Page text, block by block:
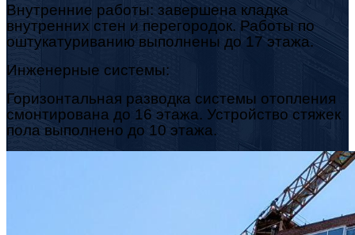
Внутренние работы: завершена кладка
внутренних стен и перегородок. Работы по
оштукатуриванию выполнены до 17 этажа.
Инженерные системы:
Горизонтальная разводка системы отопления
смонтирована до 16 этажа. Устройство стяжек
пола выполнено до 10 этажа.